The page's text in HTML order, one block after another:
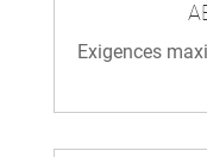
Exigences